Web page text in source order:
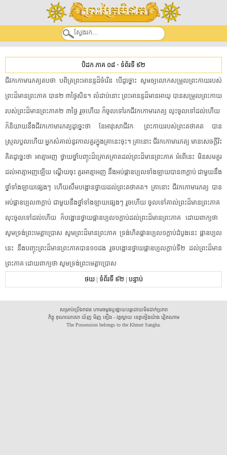
បិដក ភាគ ០៨ - ទំព័រទី ៩២
ជីវក​កោ​មារ​ភ​ត្យ​តប​ថា​ ​បពិត្រ​ព្រះ​អានន្ទ​ដ៏​ចំរើន​ ​បើ​ដូច្នោះ​ ​សូមឲ្យ​លោក​សម្រួល​ព្រះ​កាយ​របស់​
ព្រះ​ដ៏​មាន​ព្រះ​ភាគ​ ​បាន២​ ​៣ថ្ងៃ​សិន​។​ ​លំដាប់នោះ​ ​ព្រះ​អានន្ទ​ដ៏​មាន​អាយុ​ ​បាន​សម្រួល​ព្រះ​កាយ​
របស់​ព្រះ​ដ៏​មាន​ព្រះ​ភាគ២​ ​៣ថ្ងៃ​ ​រួចហើយ​ ​ក៏​ចូល​ទៅ​រក​ជីវក​កោ​មារ​ភ​ត្យ​ ​លុះ​ចូល​ទៅដល់​ហើយ​ ​
ក៏​និយាយ​នឹង​ជីវក​កោ​មារ​ភ​ត្យ​ដូច្នេះ​ថា​ ​នែ​អាវុសោ​ជីវកៈ​ ​ព្រះ​កាយ​របស់​ព្រះ​តថាគត​ ​បាន​
ស្រួលបួល​ហើយ​ ​អ្នក​សំគាល់​នូវ​កាលគួរ​ក្នុង​គ្រានេះ​ចុះ​។​ ​គ្រានោះ​ ​ជីវក​កោ​មារ​ភ​ត្យ​ ​មាន​សេចក្តី​រិះ
គិត​ដូច្នេះ​ថា​ ​អាត្មាអញ​ ​ថ្វាយ​ថ្នាំបញ្ចុះ​ដ៏​គ្រោតគ្រាត​ដល់​ព្រះ​ដ៏​មាន​ព្រះ​ភាគ​ ​អំពើ​នេះ​ ​មិន​សមគួរ​
ដល់​អាត្មាអញ​ឡើយ​ ​ណ្ហើយចុះ​ ​គួរ​អាត្មាអញ​ ​នឹង​អប់ផ្កា​ឧប្បល​ទាំងឡាយ​បាន៣ក្តាប់​ ​ជាមួយនឹង​
ថ្នាំ​ទាំង​ឡាយ​ផ្សេង​ៗ​ ​ហើយ​សឹម​បង្អោន​ថ្វាយ​ដល់​ព្រះ​តថាគត​។​ ​គ្រានោះ​ ​ជីវក​កោ​មារ​ភ​ត្យ​ ​បាន​
អប់ផ្កា​ឧប្បល៣ក្តាប់​ ​ជាមួយនឹង​ថ្នាំ​ទាំង​ឡាយ​ផ្សេង​ៗ​ ​រួចហើយ​ ​ចូល​ទៅ​គាល់​ព្រះ​ដ៏​មាន​ព្រះ​ភាគ​ ​
លុះ​ចូល​ទៅដល់​ហើយ​ ​ក៏​បង្អោន​ថ្វាយ​ផ្កា​ឧប្បល១ក្តាប់​ដល់​ព្រះ​ដ៏​មាន​ព្រះ​ភាគ​ ​ដោយ​ពាក្យ​ថា​ ​
សូម​ទ្រង់ព្រះ​មេត្តាប្រោស​ ​សូម​ព្រះ​ដ៏​មាន​ព្រះ​ភាគ​ ​ទ្រង់​ហិតផ្កា​ឧប្បល១ក្តាប់​ដំបូង​នេះ​ ​ផ្កា​ឧប្បល​
នេះ​ ​នឹង​បញ្ចុះ​ព្រះ​ដ៏​មាន​ព្រះ​ភាគ​បាន១០ដង​ ​រួច​បង្អោន​ថ្វាយ​ផ្កា​ឧប្បល​ក្តាប់​ទី២​ ​ដល់​ព្រះ​ដ៏​មាន​
ព្រះ​ភាគ​ ​ដោយ​ពាក្យ​ថា​ ​សូម​ទ្រង់ព្រះ​មេត្តាប្រោស​
ថយ| ទំព័រទី ៩២ | បន្ទាប់
សម្រាប់ប្រើឯកជន ហាមចម្លងឬផ្សាយបន្តដោយមិនដាក់ប្រភព
ភិក្ខុ គុណឃោសោ យ័ញ មិញ គឿង - វត្តស្វាយ ខេត្តគៀងយ៉ាង វៀតណាម
The Possession belongs to the Khmer Sangha.